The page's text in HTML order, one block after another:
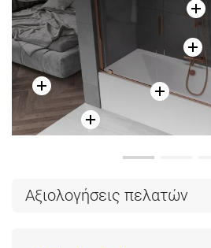
Αξιολογήσεις πελατών